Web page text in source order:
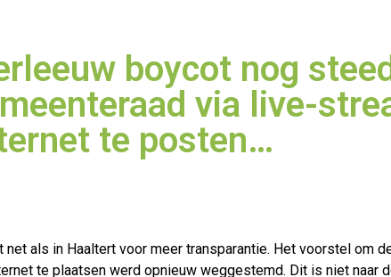
boycot nog
via live-
te posten…
als in Haaltert voor meer transparantie. Het voorstel om
te plaatsen werd opnieuw weggestemd. Dit is niet naar